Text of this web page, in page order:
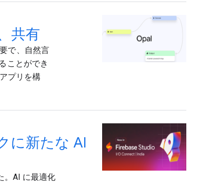
共有
で、自然言
ことができ
プリを構
に新たな AI
。AI に最適化